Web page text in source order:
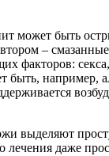
может быть
–
факторов:
быть, например,
выделяют
лечения даже